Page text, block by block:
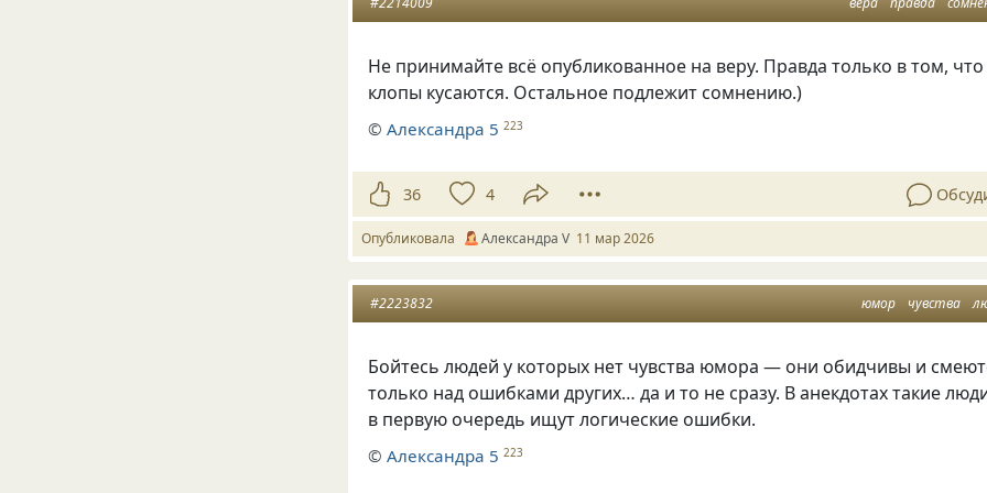
Не принимайте всё опубликованное на веру. Правда только в том, что
клопы кусаются. Остальное подлежит сомнению.)
©Александра 5 223
36 4
Опубликовала Александра V 11 мар 2026
юмор чувства
#2223832
Бойтесь людей у которых нет чувства юмора — они обидчивы и
только над ошибками других… да и то не сразу. В анекдотах такие
в первую очередь ищут логические ошибки.
©Александра 5 223